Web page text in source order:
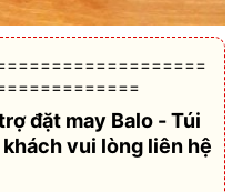
đặt may Balo - Túi
khách vui lòng liên hệ